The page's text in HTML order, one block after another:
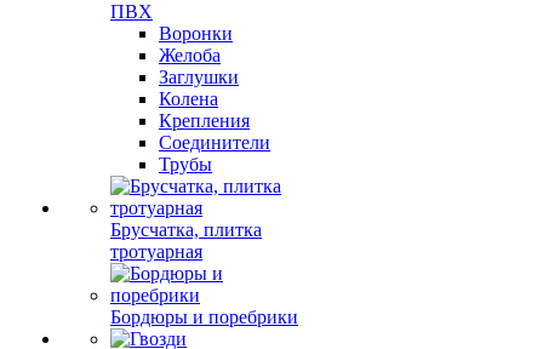
ПВХ
Воронки
Желоба
Заглушки
Колена
Крепления
Соединители
Трубы
Брусчатка, плитка
тротуарная
Бордюры и поребрики